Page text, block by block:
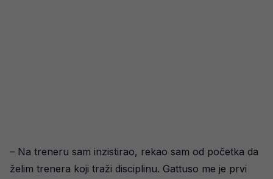
– Na treneru sam inzistirao, rekao sam od početka da
želim trenera koji traži disciplinu. Gattuso me je prvi